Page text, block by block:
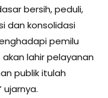
bersih, peduli,
dan konsolidasi
pemilu
lahir pelayanan
publik itulah